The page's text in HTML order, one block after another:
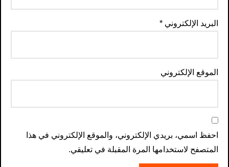
البريد الإلكتروني*
الموقع الإلكتروني
احفظ اسمي، بريدي الإلكتروني، والموقع الإلكتروني في هذا
المتصفح لاستخدامها المرة المقبلة في تعليقي.